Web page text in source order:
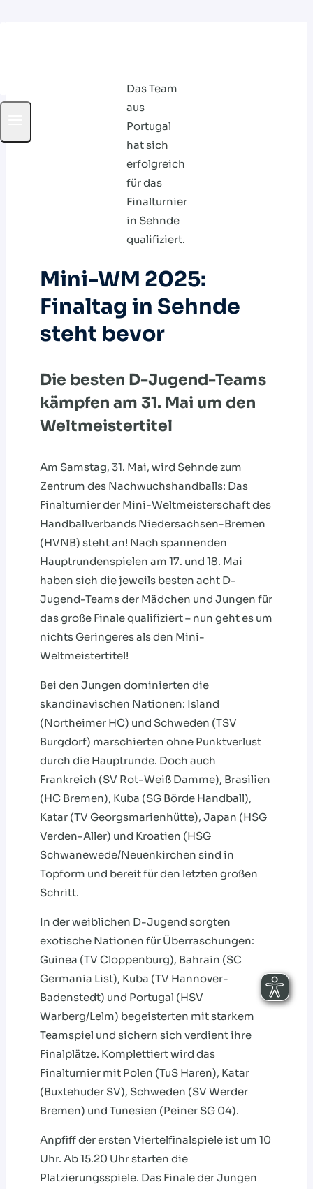
Das Team
aus
Portugal
hat sich
erfolgreich
für das
Finalturnier
in Sehnde
qualifiziert.
Mini-WM 2025:
Finaltag in Sehnde
steht bevor
Die besten D-Jugend-Teams
kämpfen am 31. Mai um den
Weltmeistertitel
Am Samstag, 31. Mai, wird Sehnde zum
Zentrum des Nachwuchshandballs: Das
Finalturnier der Mini-Weltmeisterschaft des
Handballverbands Niedersachsen-Bremen
(HVNB) steht an! Nach spannenden
Hauptrundenspielen am 17. und 18. Mai
haben sich die jeweils besten acht D-
Jugend-Teams der Mädchen und Jungen für
das große Finale qualifiziert – nun geht es um
nichts Geringeres als den Mini-
Weltmeistertitel!
Bei den Jungen dominierten die
skandinavischen Nationen: Island
(Northeimer HC) und Schweden (TSV
Burgdorf) marschierten ohne Punktverlust
durch die Hauptrunde. Doch auch
Frankreich (SV Rot-Weiß Damme), Brasilien
(HC Bremen), Kuba (SG Börde Handball),
Katar (TV Georgsmarienhütte), Japan (HSG
Verden-Aller) und Kroatien (HSG
Schwanewede/Neuenkirchen sind in
Topform und bereit für den letzten großen
Schritt.
In der weiblichen D-Jugend sorgten
exotische Nationen für Überraschungen:
Guinea (TV Cloppenburg), Bahrain (SC
Germania List), Kuba (TV Hannover-
Badenstedt) und Portugal (HSV
Warberg/Lelm) begeisterten mit starkem
Teamspiel und sichern sich verdient ihre
Finalplätze. Komplettiert wird das
Finalturnier mit Polen (TuS Haren), Katar
(Buxtehuder SV), Schweden (SV Werder
Bremen) und Tunesien (Peiner SG 04).
Anpfiff der ersten Viertelfinalspiele ist um 10
Uhr. Ab 15.20 Uhr starten die
Platzierungsspiele. Das Finale der Jungen